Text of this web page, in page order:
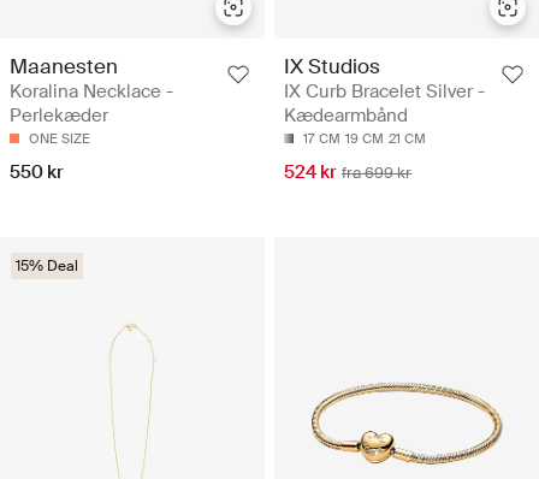
Maanesten
Koralina Necklace -
Perlekæder
ONE SIZE
550 kr
IX Studios
IX Curb Bracelet Silver -
Kædearmbånd
17 CM 19 CM 21 CM
524 kr fra 699 kr
15% Deal